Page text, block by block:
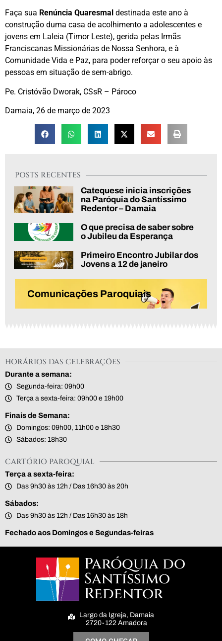
POSTS RECENTES
Catequese inicia inscrições
na Paróquia do Santíssimo
Redentor – Damaia
O que precisa de saber sobre
o Jubileu da Esperança
Primeiro Encontro Jubilar dos
Jovens a 12 de janeiro
Comunicações Paroquiais
Faça sua Renúncia Quaresmal destinada este ano à
construção duma casa de acolhimento a adolescentes e
jovens em Laleia (Timor Leste), gerida pelas Irmãs
Franciscanas Missionárias de Nossa Senhora, e à
Comunidade Vida e Paz, para poder reforçar o seu apoio às
pessoas em situação de sem-abrigo.
Pe. Cristóvão Dworak, CSsR – Pároco
Damaia, 26 de março de 2023
HORÁRIOS DAS CELEBRAÇÕES
Durante a semana:
Segunda-feira: 09h00
Terça a sexta-feira: 09h00 e 19h00
Finais de Semana:
Domingos: 09h00, 11h00 e 18h30
Sábados: 18h30
CARTÓRIO PAROQUIAL
Terça a sexta-feira:
Das 9h30 às 12h / Das 16h30 às 20h
Sábados:
Das 9h30 às 12h / Das 16h30 às 18h
Fechado aos Domingos e Segundas-feiras
Paróquia do
Santíssimo
Redentor
Largo da Igreja, Damaia
2720-122 Amadora